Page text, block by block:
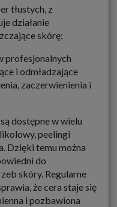
tłustych, z
działanie
skórę;
profesjonalnych
i odmładzające
zaczerwienienia i
dostępne w wielu
peelingi
Dzięki temu można
do
skóry. Regularne
że cera staje się
i pozbawiona